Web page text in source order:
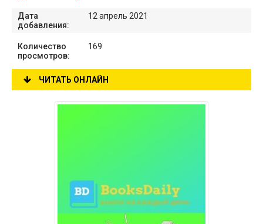
Дата
добавления:
12 апрель 2021
Количество
просмотров:
169
ЧИТАТЬ ОНЛАЙН